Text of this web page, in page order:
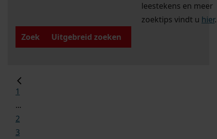
leestekens en meer
zoektips vindt u hier.
Zoek
Uitgebreid zoeken
1
...
2
3